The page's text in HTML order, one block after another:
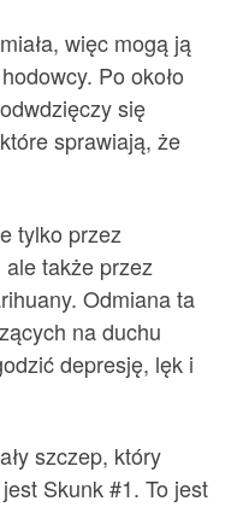
więc mogą ją
Po około
się
sprawiają, że
tylko przez
także przez
Odmiana ta
na duchu
depresję, lęk i
szczep, który
Skunk #1. To jest